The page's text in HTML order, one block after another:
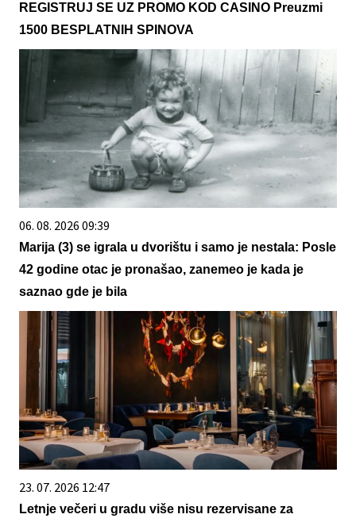
REGISTRUJ SE UZ PROMO KOD CASINO Preuzmi
1500 BESPLATNIH SPINOVA
06. 08. 2026 09:39
Marija (3) se igrala u dvorištu i samo je nestala: Posle
42 godine otac je pronašao, zanemeo je kada je
saznao gde je bila
23. 07. 2026 12:47
Letnje večeri u gradu više nisu rezervisane za